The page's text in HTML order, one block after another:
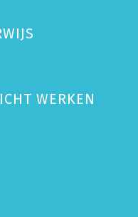
WERKEN